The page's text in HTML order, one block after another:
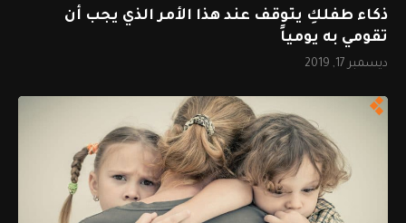
ذكاء طفلكِ يتوقف عند هذا الأمر الذي يجب أن
تقومي به يومياً
ديسمبر 17, 2019